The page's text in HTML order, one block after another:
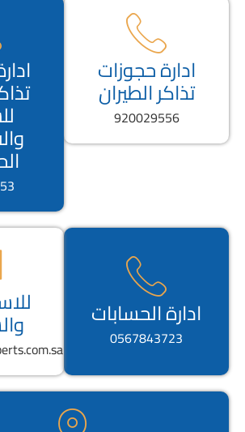
ادارة حجوزات
تذاكر الطيران
920029556
ادارة الحسابات
0567843723